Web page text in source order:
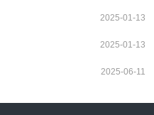
2025-01-13
2025-01-13
2025-06-11